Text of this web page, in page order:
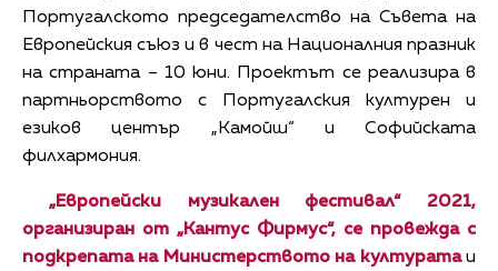
Португалското председателство на Съвета на
Европейския съюз и в чест на Националния празник
на страната – 10 юни. Проектът се реализира в
партньорството с Португалския културен и
езиков център „Камойш“ и Софийската
филхармония.
„Европейски музикален фестивал“ 2021,
организиран от „Кантус Фирмус“, се провежда с
подкрепата на Министерството на културатаи